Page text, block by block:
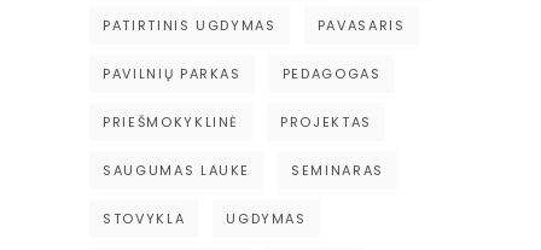
PATIRTINIS UGDYMAS PAVASARIS
PAVILNIŲ PARKAS PEDAGOGAS
PRIEŠMOKYKLINĖ PROJEKTAS
SAUGUMAS LAUKE SEMINARAS
STOVYKLA UGDYMAS